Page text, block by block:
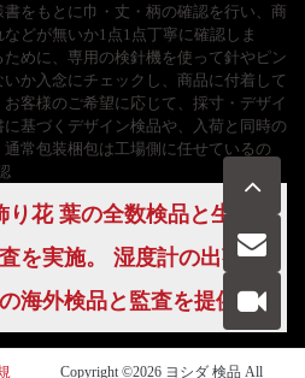
をもとに巾・丈・柄の確認を行い、商
どが無いか1点1点丁寧に確認しま
めに、専用の検針機を使って針やピン
か入念にチェックし、商品に付着して
客様のご希望に応じて、採寸・デザイ
基づくデザイン検品や、入荷と同時の
常包装梱包は工場側に任せているの
り花 葉の全数検品と生産
を実施。 湿度計の出荷前
海外検品と監査を提供。
お問い合わせ
Copyright ©2026 ヨシダ 検品 All